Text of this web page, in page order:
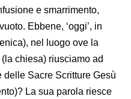
e smarrimento,
Ebbene, ‘oggi’, in
nel luogo ove la
chiesa) riusciamo ad
Sacre Scritture Gesù
La sua parola riesce